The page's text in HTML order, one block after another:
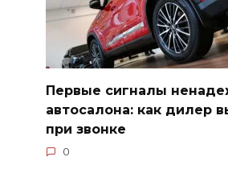
Первые сигналы
автосалона: как дилер
при звонке
0